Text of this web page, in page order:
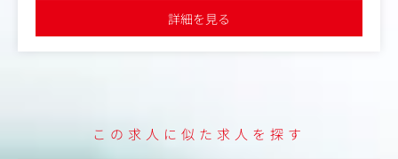
ます。同社のミッションやビジョン、各サービスの特長や
マーケティングメッセージを捉え、それらを適切なコピー
変更の範囲：会社の定める業務
●マスメディアンからの採用実績あり。選考状況に応じたアドバ
イスができます
詳細を見る
この求人に似た求人を探す